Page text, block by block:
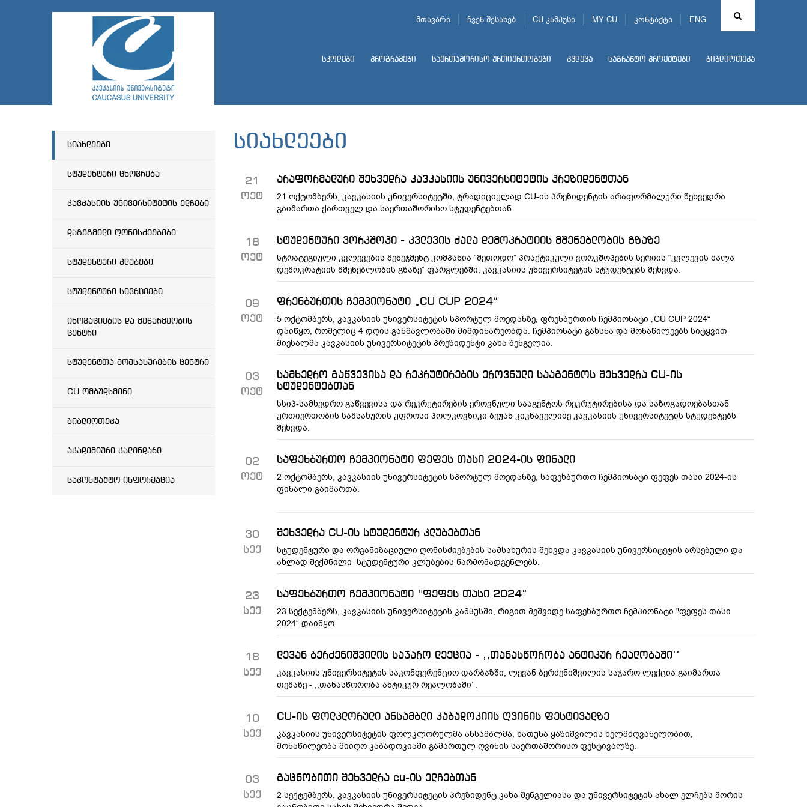
ENG
მთავარი ჩვენ შესახებ CU კამპუსი MY CU კონტაქტი
სკოლები პროგრამები საერთაშორისო ურთიერთობები კვლევა საგრანტო პროექტები ბიბლიოთეკა
სიახლეები
სტუდენტური ცხოვრება
კავკასიის უნივერსიტეტის ელჩები
დაგეგმილი ღონისძიებები
სტუდენტური კლუბები
სტუდენტური სივრცეები
ინოვაციების და მეწარმეობის
ცენტრი
სტუდენტთა მომსახურების ცენტრი
CU ომბუდსმენი
ბიბლიოთეკა
აკადემიური კალენდარი
საკონტაქტო ინფორმაცია
სიახლეები
21
ოქტ
არაფორმალური შეხვედრა კავკასიის უნივერსიტეტის პრეზიდენტთან
21 ოქტომბერს, კავკასიის უნივერსიტეტში, ტრადიციულად CU-ის პრეზიდენტის არაფორმალური შეხვედრა
გაიმართა ქართველ და საერთაშორისო სტუდენტებთან.
18
ოქტ
სტუდენტური ვორკშოპი - კვლევის ძალა დემოკრატიის მშენებლობის გზაზე
სტრატეგიული კვლევების მენეჯმენტ კომპანია “მეთოდო” პრაქტიკული ვორკშოპების სერიის “კვლევის ძალა
დემოკრატიის მშენებლობის გზაზე” ფარგლებში, კავკასიის უნივერსიტეტის სტუდენტებს შეხვდა.
09
ოქტ
ფრენბურთის ჩემპიონატი „CU CUP 2024“
5 ოქტომბერს, კავკასიის უნივერსიტეტის სპორტულ მოედანზე, ფრენბურთის ჩემპიონატი „CU CUP 2024“
დაიწყო, რომელიც 4 დღის განმავლობაში მიმდინარეობდა. ჩემპიონატი გახსნა და მონაწილეებს სიტყვით
მიესალმა კავკასიის უნივერსიტეტის პრეზიდენტი კახა შენგელია.
03
ოქტ
სამხედრო გაწვევისა და რეკრუტირების ეროვნული სააგენტოს შეხვედრა CU-ის
სტუდენტებთან
სსიპ-სამხედრო გაწვევისა და რეკრუტირების ეროვნული სააგენტოს რეკრუტირებისა და საზოგადოებასთან
ურთიერთობის სამსახურის უფროსი პოლკოვნიკი ბეჟან კიკნაველიძე კავკასიის უნივერსიტეტის სტუდენტებს
შეხვდა.
02
ოქტ
საფეხბურთო ჩემპიონატი ფეფეს თასი 2024-ის ფინალი
2 ოქტომბერს, კავკასიის უნივერსიტეტის სპორტულ მოედანზე, საფეხბურთო ჩემპიონატი ფეფეს თასი 2024-ის
ფინალი გაიმართა.
30
სექ
შეხვედრა CU-ის სტუდენტურ კლუბებთან
სტუდენტური და ორგანიზაციული ღონისძიებების სამსახურის შეხვდა კავკასიის უნივერსიტეტის არსებული და
ახლად შექმნილი სტუდენტური კლუბების წარმომადგენლებს.
23
სექ
საფეხბურთო ჩემპიონატი ‘'ფეფეს თასი 2024“
23 სექტემბერს, კავკასიის უნივერსიტეტის კამპუსში, რიგით მეშვიდე საფეხბურთო ჩემპიონატი "ფეფეს თასი
2024“ დაიწყო.
18
სექ
ლევან ბერძენიშვილის საჯარო ლექცია - ,,თანასწორობა ანტიკურ რეალობაში’’
კავკასიის უნივერსიტეტის საკონფერენციო დარბაზში, ლევან ბერძენიშვილის საჯარო ლექცია გაიმართა
თემაზე - ,,თანასწორობა ანტიკურ რეალობაში’’.
10
სექ
CU-ის ფოლკლორული ანსამბლი კაბადოკიის ღვინის ფესტივალზე
კავკასიის უნივერსიტეტის ფოლკლორულმა ანსამბლმა, ხათუნა ყაზიშვილის ხელმძღვანელობით,
მონაწილეობა მიიღო კაბადოკიაში გამართულ ღვინის საერთაშორისო ფესტივალზე.
03
სექ
გაცნობითი შეხვედრა cu-ის ელჩებთან
2 სექტემბერს, კავკასიის უნივერსიტეტის პრეზიდენტ კახა შენგელიასა და უნივერსიტეტის ახალ ელჩებს შორის